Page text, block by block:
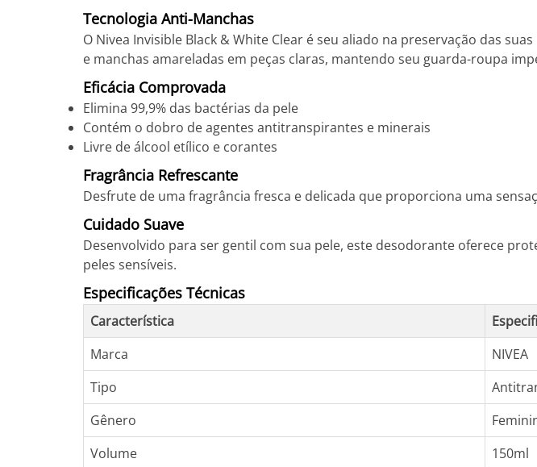
Tecnologia Anti-Manchas
O Nivea Invisible Black & White Clear é seu aliado na preservação das
e manchas amareladas em peças claras, mantendo seu guarda-roupa
Eficácia Comprovada
Elimina 99,9% das bactérias da pele
Contém o dobro de agentes antitranspirantes e minerais
Livre de álcool etílico e corantes
Fragrância Refrescante
Desfrute de uma fragrância fresca e delicada que proporciona uma
Cuidado Suave
Desenvolvido para ser gentil com sua pele, este desodorante oferece
peles sensíveis.
Especificações Técnicas
Característica
Marca
NIVEA
Tipo
Gênero
Volume
150ml